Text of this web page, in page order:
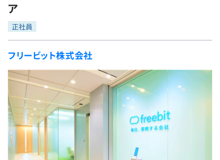
転職エージェント
転職成功ガイド
インターン
新卒エージェント
イベント・セミナー
インタビュー
就活成功ガイド
問題集
4択課題
ナレッジ
リファレンス
プラン
個人向けプラン
プログラミング言語
評価結果一覧
再チャレンジ結果一覧
ゲーム・マンガ
Tech Team Journal
paiza times
note
paizaとは？
ア
正社員
フリービット株式会社